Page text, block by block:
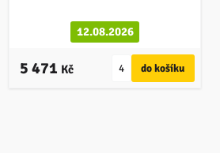
12.08.2026
5 471 Kč